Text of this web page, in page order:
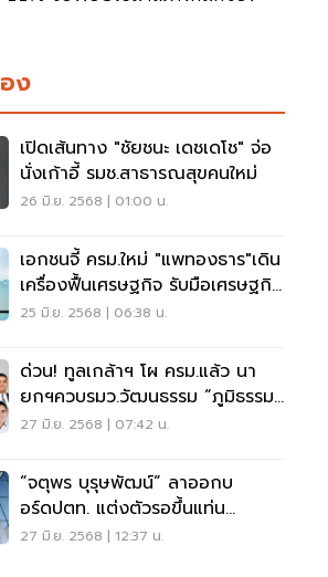
ง
เปิดเส้นทาง "ชัยชนะ เดชเดโช" จ่อ
นั่งเก้าอี้ รมช.สาธารณสุขคนใหม่
26 มิ.ย. 2568 | 01:00 น.
เอกชนจี้ ครม.ใหม่ "แพทองธาร"เดิน
เครื่องฟื้นเศรษฐกิจ รับมือเศรษฐกิจ
โลกชะลอ
25 มิ.ย. 2568 | 06:38 น.
ด่วน! ทูลเกล้าฯ โผ ครม.แล้ว นา
ยกฯควบรมว.วัฒนธรรม “ภูมิธรรม”
มท.1
27 มิ.ย. 2568 | 07:42 น.
“จตุพร บุรุษพัฒน์” ลาออกบ
อร์ดปตท. แต่งตัวรอขึ้นแท่น
รมว.พาณิชย์
27 มิ.ย. 2568 | 12:37 น.